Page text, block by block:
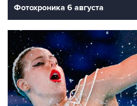
Фотохроника 6 августа